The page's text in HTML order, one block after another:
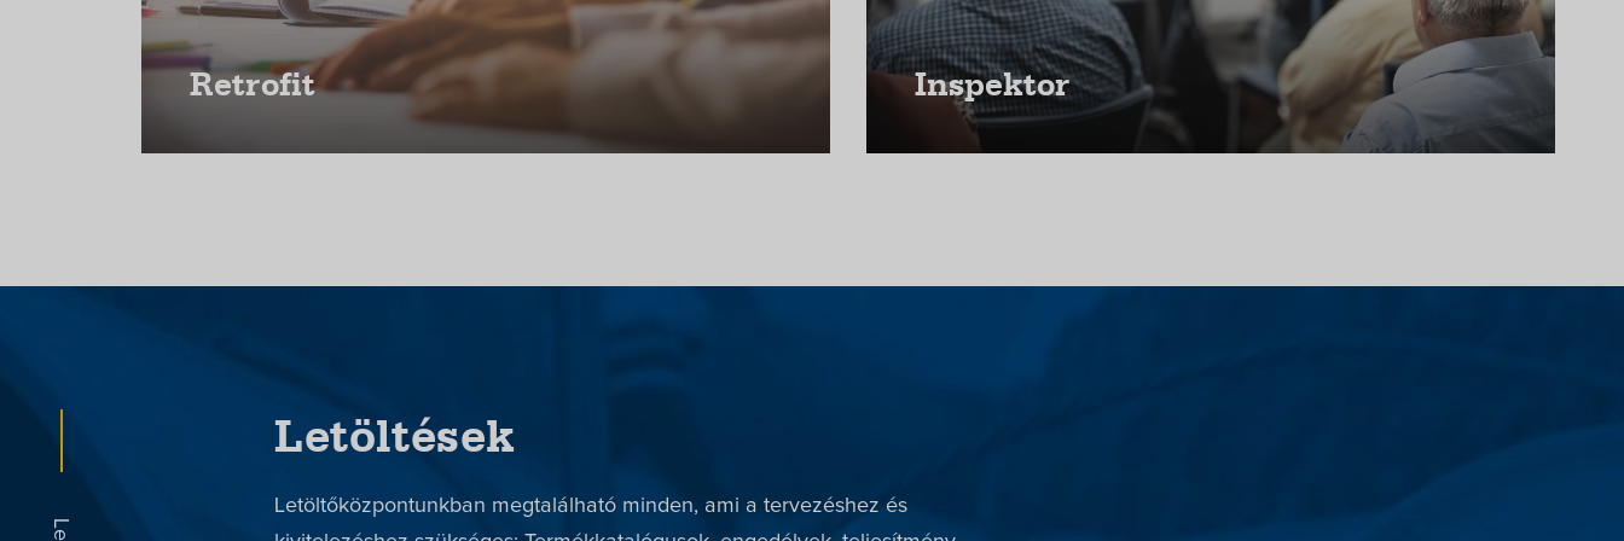
Retrofit Inspektor
Letöltések
Letöltőközpontunkban megtalálható minden, ami a tervezéshez és